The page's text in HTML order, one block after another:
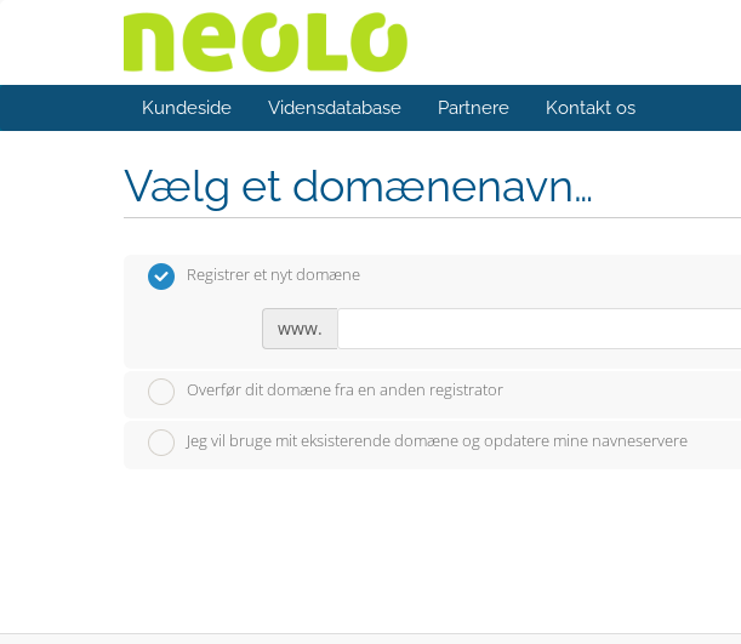
Kundeside Vidensdatabase Partnere Kontakt os
Vælg et domænenavn…
Registrer et nyt domæne
www.
Overfør dit domæne fra en anden registrator
Jeg vil bruge mit eksisterende domæne og opdatere mine navneservere